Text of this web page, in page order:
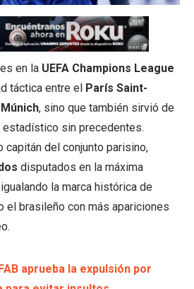
en la UEFA Champions League
táctica entre el París Saint-
, sino que también sirvió de
estadístico sin precedentes.
capitán del conjunto parisino,
disputados en la máxima
la marca histórica de
el brasileño con más apariciones
aprueba la expulsión por